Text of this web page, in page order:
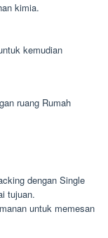
kimia.
kemudian
ruang Rumah
dengan Single
tujuan.
untuk memesan